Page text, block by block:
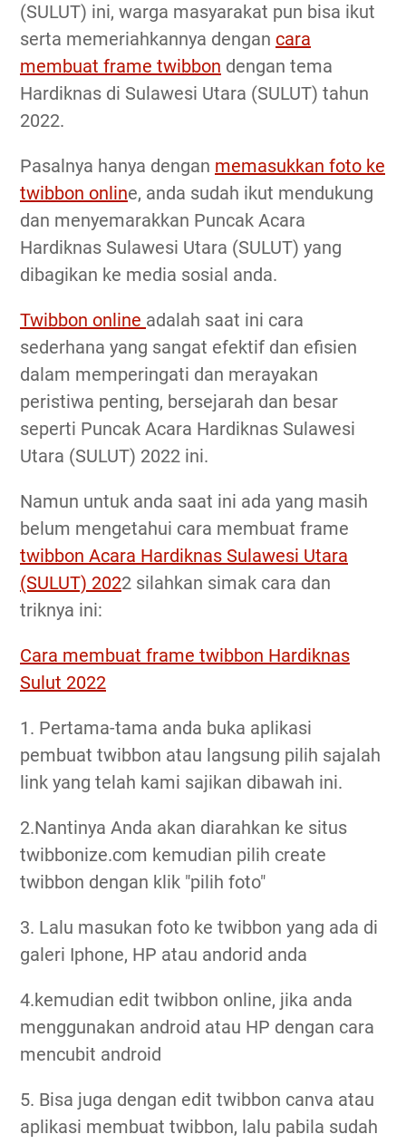
(SULUT) ini, warga masyarakat pun bisa ikut
serta memeriahkannya dengan cara
membuat frame twibbon dengan tema
Hardiknas di Sulawesi Utara (SULUT) tahun
2022.
Pasalnya hanya dengan memasukkan foto ke
twibbon online, anda sudah ikut mendukung
dan menyemarakkan Puncak Acara
Hardiknas Sulawesi Utara (SULUT) yang
dibagikan ke media sosial anda.
Twibbon online adalah saat ini cara
sederhana yang sangat efektif dan efisien
dalam memperingati dan merayakan
peristiwa penting, bersejarah dan besar
seperti Puncak Acara Hardiknas Sulawesi
Utara (SULUT) 2022 ini.
Namun untuk anda saat ini ada yang masih
belum mengetahui cara membuat frame
twibbon Acara Hardiknas Sulawesi Utara
(SULUT) 2022 silahkan simak cara dan
triknya ini:
Cara membuat frame twibbon Hardiknas
Sulut 2022
1. Pertama-tama anda buka aplikasi
pembuat twibbon atau langsung pilih sajalah
link yang telah kami sajikan dibawah ini.
2.Nantinya Anda akan diarahkan ke situs
twibbonize.com kemudian pilih create
twibbon dengan klik "pilih foto"
3. Lalu masukan foto ke twibbon yang ada di
galeri Iphone, HP atau andorid anda
4.kemudian edit twibbon online, jika anda
menggunakan android atau HP dengan cara
mencubit android
5. Bisa juga dengan edit twibbon canva atau
aplikasi membuat twibbon, lalu pabila sudah